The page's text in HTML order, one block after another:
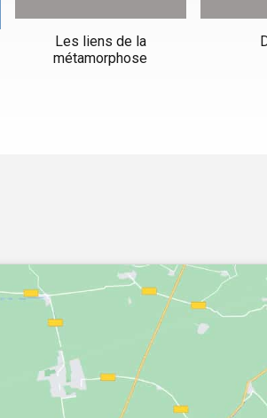
Les liens de la
métamorphose